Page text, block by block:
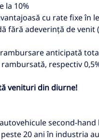
la 10%
cu rate fixe în
fără adeverință de venit
anticipată
rambursată, respectiv
venituri din diurne!
second-hand
20 ani în industria